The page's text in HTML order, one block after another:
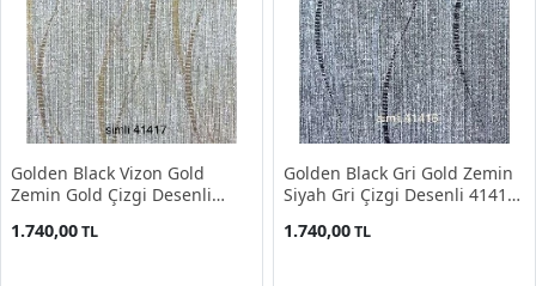
Golden Black Vizon Gold
Zemin Gold Çizgi Desenli
1.740,00TL
Golden Black Gri Gold Zemin
Siyah Gri Çizgi Desenli 41416
1.740,00TL